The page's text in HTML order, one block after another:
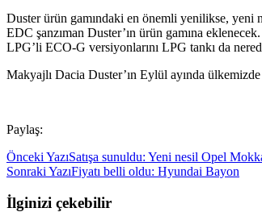
Duster ürün gamındaki en önemli yenilikse, yeni
EDC şanzıman Duster’ın ürün gamına
LPG’li ECO-G versiyonlarını LPG tankı da
Makyajlı Dacia Duster’ın Eylül ayında ülkemizde
Paylaş:
Önceki YazıSatışa sunuldu: Yeni nesil Opel
Sonraki YazıFiyatı belli oldu: Hyundai Bayon
İlginizi çekebilir